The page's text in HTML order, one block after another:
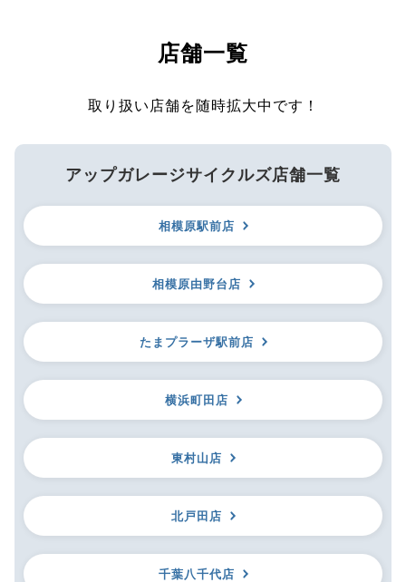
店舗一覧
取り扱い店舗を随時拡大中です！
アップガレージサイクルズ店舗一覧
相模原駅前店
相模原由野台店
たまプラーザ駅前店
横浜町田店
東村山店
北戸田店
千葉八千代店